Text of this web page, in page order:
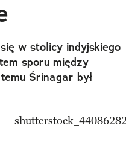
w stolicy indyjskiego
sporu między
Śrinagar był